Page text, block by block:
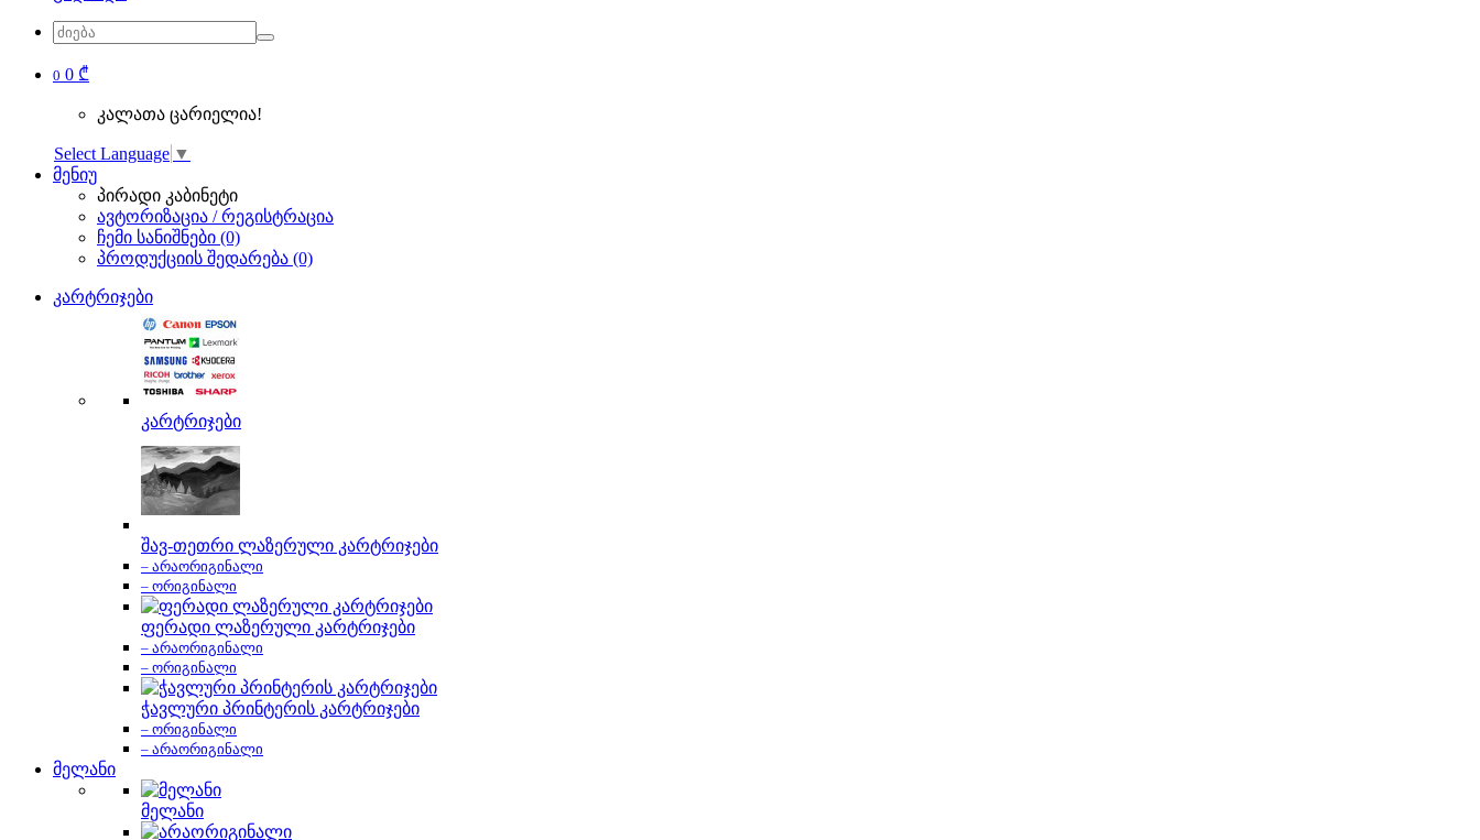
0 0 ₾
კალათა ცარიელია!
Select Language ▼
მენიუ
პირადი კაბინეტი
ავტორიზაცია / რეგისტრაცია
ჩემი სანიშნები (0)
პროდუქციის შედარება (0)
კარტრიჯები
კარტრიჯები
შავ-თეთრი ლაზერული კარტრიჯები
– არაორიგინალი
– ორიგინალი
ფერადი ლაზერული კარტრიჯები
– არაორიგინალი
– ორიგინალი
ჭავლური პრინტერის კარტრიჯები
– ორიგინალი
– არაორიგინალი
მელანი
მელანი